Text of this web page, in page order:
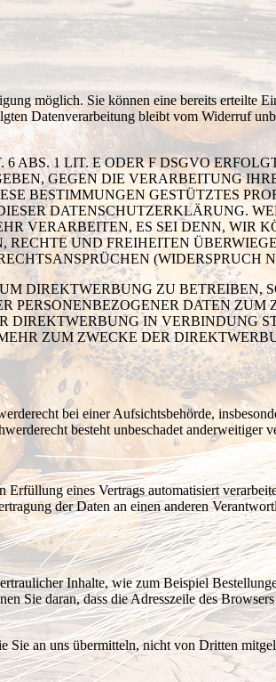
möglich. Sie können eine bereits erteilte
Datenverarbeitung bleibt vom Widerruf
1 LIT. E ODER F DSGVO
GEGEN DIE VERARBEITUNG
BESTIMMUNGEN GESTÜTZTES
DATENSCHUTZERKLÄRUNG.
VERARBEITEN, ES SEI DENN, WIR
UND FREIHEITEN
(WIDERSPRUCH
DIREKTWERBUNG ZU BETREIBEN,
PERSONENBEZOGENER DATEN
DIREKTWERBUNG IN VERBINDUNG
ZUM ZWECKE DER
bei einer Aufsichtsbehörde,
besteht unbeschadet
eines Vertrags automatisiert
der Daten an einen anderen
Inhalte, wie zum Beispiel
Sie daran, dass die Adresszeile des
an uns übermitteln, nicht von Dritten